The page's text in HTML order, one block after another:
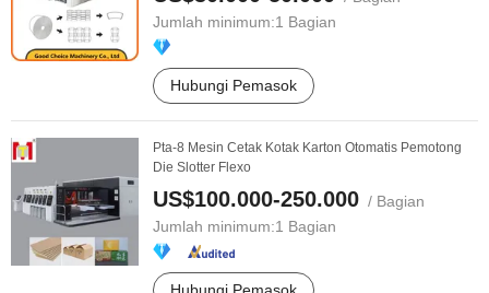
Jumlah minimum:1 Bagian
Hubungi Pemasok
Pta-8 Mesin Cetak Kotak Karton Otomatis Pemotong
Die Slotter Flexo
US$100.000-250.000 / Bagian
Jumlah minimum:1 Bagian